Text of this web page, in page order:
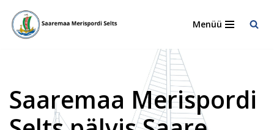
Skip
Menüü
Saaremaa Merispordi